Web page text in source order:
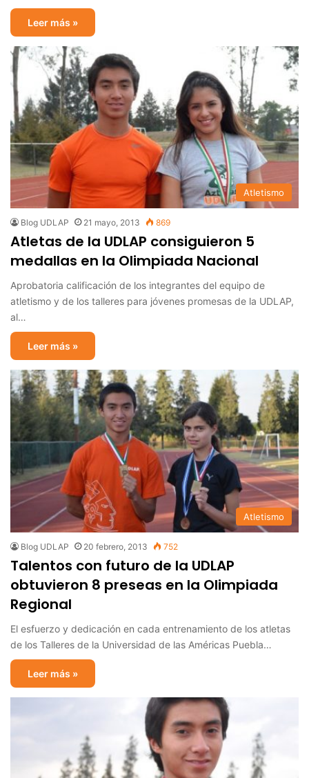
Leer más »
Atletismo
Blog UDLAP 21 mayo, 2013 869
Atletas de la UDLAP consiguieron 5
medallas en la Olimpiada Nacional
Aprobatoria calificación de los integrantes del equipo de
atletismo y de los talleres para jóvenes promesas de la UDLAP,
al…
Leer más »
Atletismo
Blog UDLAP 20 febrero, 2013 752
Talentos con futuro de la UDLAP
obtuvieron 8 preseas en la Olimpiada
Regional
El esfuerzo y dedicación en cada entrenamiento de los atletas
de los Talleres de la Universidad de las Américas Puebla…
Leer más »